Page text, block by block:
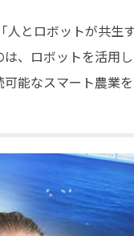
とロボットが共生
、ロボットを活用
能なスマート農業